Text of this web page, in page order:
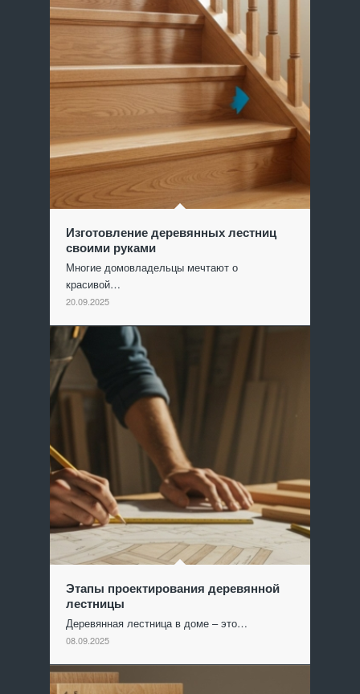
Изготовление деревянных лестниц
своими руками
Многие домовладельцы мечтают о
красивой…
20.09.2025
Этапы проектирования деревянной
лестницы
Деревянная лестница в доме – это…
08.09.2025